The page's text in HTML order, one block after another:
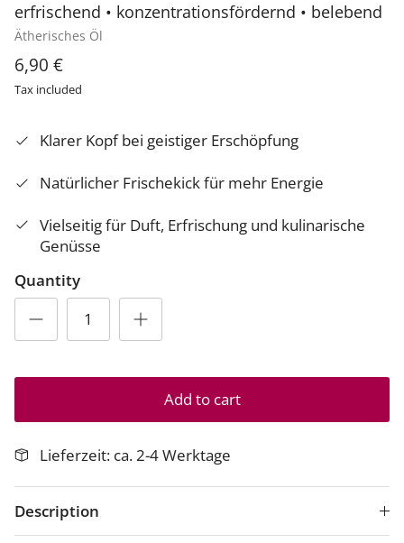
erfrischend • konzentrationsfördernd • belebend
Ätherisches Öl
6,90 €
Tax included
Klarer Kopf bei geistiger Erschöpfung
Natürlicher Frischekick für mehr Energie
Vielseitig für Duft, Erfrischung und kulinarische
Genüsse
Quantity
Add to cart
Lieferzeit: ca. 2-4 Werktage
Description